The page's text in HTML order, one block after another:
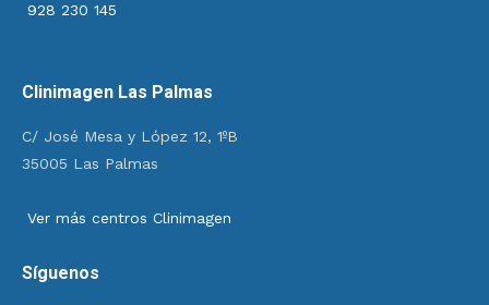
928 230 145
Clinimagen Las Palmas
C/ José Mesa y López 12, 1ºB
35005 Las Palmas
Ver más centros Clinimagen
Síguenos